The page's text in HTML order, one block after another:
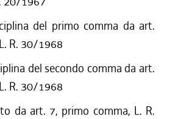
del primo comma da art.
R. 30/1968
del secondo comma da art.
R. 30/1968
da art. 7, primo comma, L. R.